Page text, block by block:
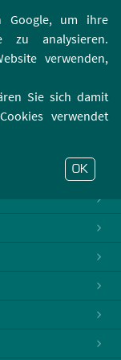
Google, um ihre
zu analysieren.
verwenden,
Sie sich damit
verwendet
OK